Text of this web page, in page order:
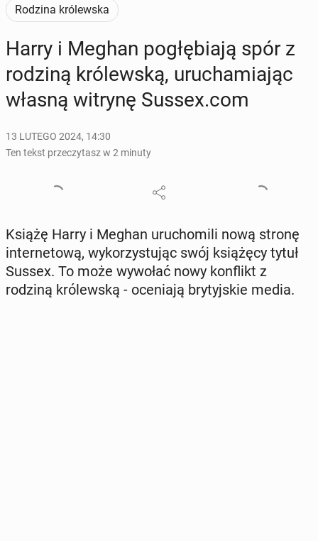
Rodzina królewska
Harry i Meghan po­głę­bia­ją spór z
rodziną kró­lew­ską, uru­cha­mia­jąc
własną witrynę Sussex.com
13 LUTEGO 2024, 14:30
Ten tekst przeczytasz w 2 minuty
Książę Harry i Meghan uru­cho­mi­li nową stronę
in­ter­ne­to­wą, wy­ko­rzy­stu­jąc swój ksią­żę­cy tytuł
Sussex. To może wywołać nowy kon­flikt z
rodziną kró­lew­ską - oce­nia­ją bry­tyj­skie media.